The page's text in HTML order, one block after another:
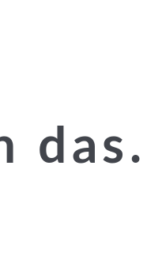
das.